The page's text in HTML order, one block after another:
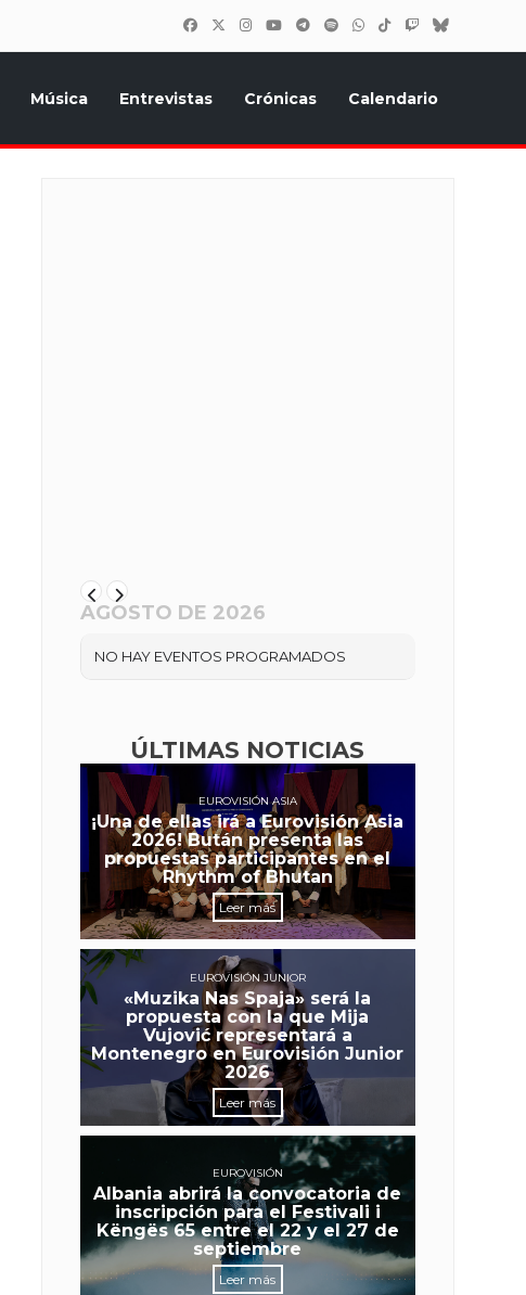
Música Entrevistas Crónicas Calendario
AGOSTO DE 2026
NO HAY EVENTOS PROGRAMADOS
ÚLTIMAS NOTICIAS
EUROVISIÓN ASIA
¡Una de ellas irá a Eurovisión Asia
2026! Bután presenta las
propuestas participantes en el
Rhythm of Bhutan
Leer más
EUROVISIÓN JUNIOR
«Muzika Nas Spaja» será la
propuesta con la que Mija
Vujović representará a
Montenegro en Eurovisión Junior
2026
Leer más
EUROVISIÓN
Albania abrirá la convocatoria de
inscripción para el Festivali i
Këngës 65 entre el 22 y el 27 de
septiembre
Leer más